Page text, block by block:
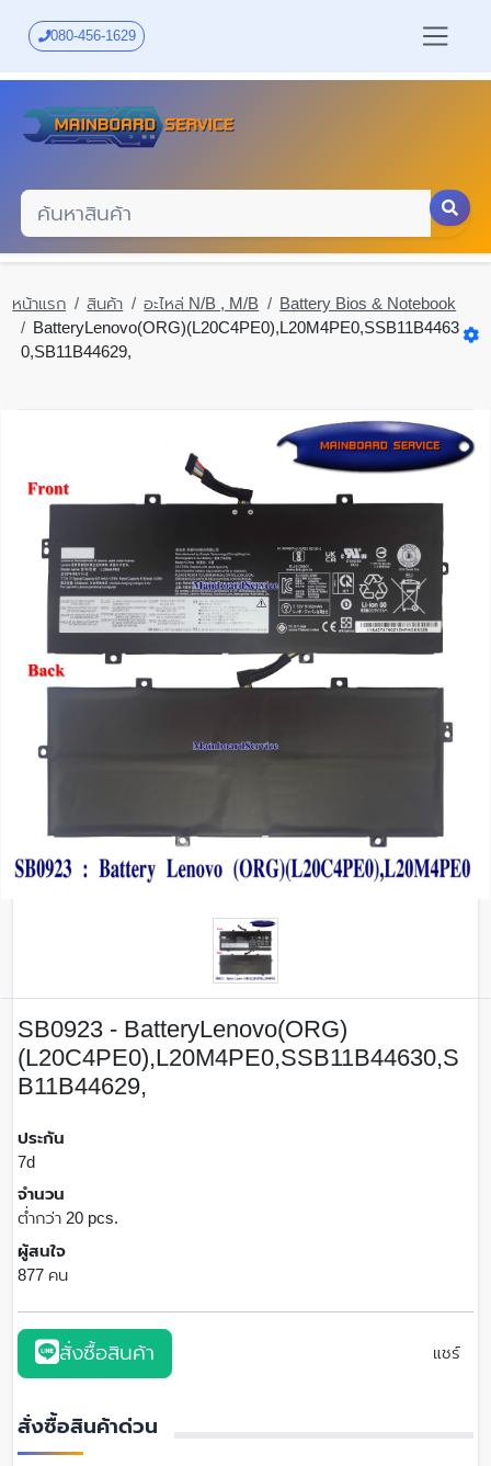
content
080-456-1629
หน้าแรก สินค้า อะไหล่ N/B , M/B
Battery Bios & Notebook
BatteryLenovo(ORG)(L20C4PE0),L20M4PE0,SSB11B4463
0,SB11B44629,
SB0923 - BatteryLenovo(ORG)
(L20C4PE0),L20M4PE0,SSB11B44630,S
B11B44629,
ประกัน
7d
จำนวน
ต่ำกว่า 20 pcs.
ผู้สนใจ
877 คน
สั่งซื้อสินค้า แชร์
สั่งซื้อสินค้าด่วน